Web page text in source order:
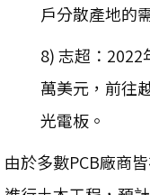
戶分散產地的
8) 志超：
萬美元，前往
光電板。
由於多數PCB廠商